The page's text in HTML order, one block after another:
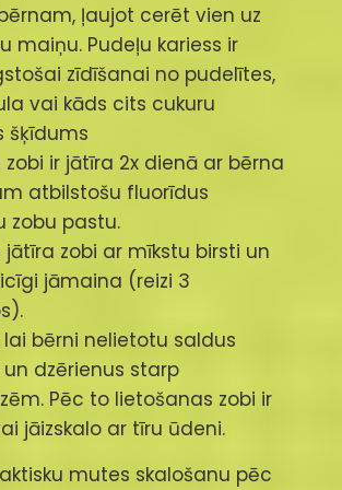
ļaujot cerēt vien uz
maiņu. Pudeļu kariess ir
zīdīšanai no pudelītes,
vai kāds cits cukuru
šķīdums
zobi ir jātīra 2x dienā ar bērna
atbilstošu fluorīdus
zobu pastu.
jātīra zobi ar mīkstu birsti un
jāmaina (reizi 3
lai bērni nelietotu saldus
dzērienus starp
Pēc to lietošanas zobi ir
jāizskalo ar tīru ūdeni.
mutes skalošanu pēc